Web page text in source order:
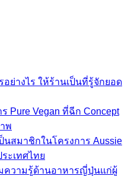
อย่างไร ให้ร้านเป็นที่รู้จักยอด
Pure Vegan ที่ฉีก Concept
พ
ป็นสมาชิกในโครงการ Aussie
ะเทศไทย
ความรู้ด้านอาหารญี่ปุ่นแก่ผู้